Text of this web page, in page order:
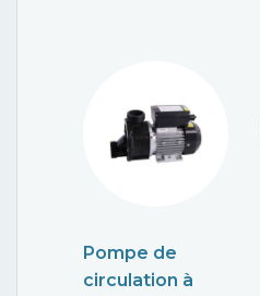
Pompe de
circulation à